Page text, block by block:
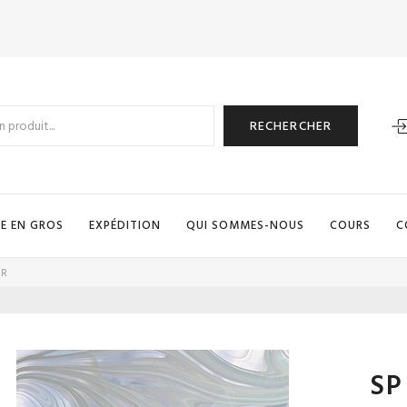
RECHERCHER
EN GROS EXPÉDITION QUI SOMMES-NOUS COURS